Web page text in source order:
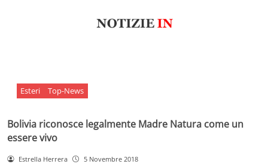
Esteri Top-News
Bolivia riconosce legalmente Madre Natura come un
essere vivo
Estrella Herrera 5 Novembre 2018